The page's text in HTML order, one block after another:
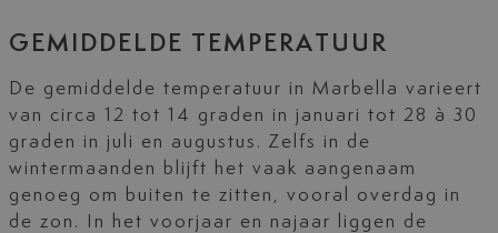
GEMIDDELDE TEMPERATUUR
De gemiddelde temperatuur in Marbella varieert
van circa 12 tot 14 graden in januari tot 28 à 30
graden in juli en augustus. Zelfs in de
wintermaanden blijft het vaak aangenaam
genoeg om buiten te zitten, vooral overdag in
de zon. In het voorjaar en najaar liggen de